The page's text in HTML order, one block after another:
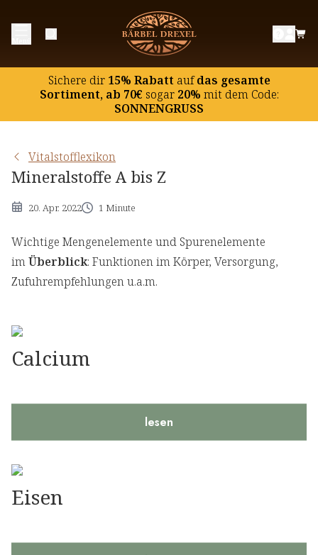
Sichere dir15% Rabatt aufdas gesamte
Sortiment, ab 70€ sogar20% mit dem Code:
SONNENGRUSS
Vitalstofflexikon
Mineralstoffe A bis Z
20. Apr. 2022 1 Minute
Wichtige Mengenelemente und Spurenelemente
imÜberblick: Funktionen im Körper, Versorgung,
Zufuhrempfehlungen u.a.m.
Calcium
lesen
Eisen